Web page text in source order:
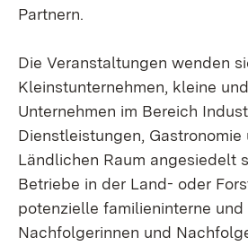
Partnern.
Die Veranstaltungen wenden
Kleinstunternehmen, kleine
Unternehmen im Bereich
Dienstleistungen,
Ländlichen Raum angesiedelt
Betriebe in der Land- oder
potenzielle familieninterne und
Nachfolgerinnen und